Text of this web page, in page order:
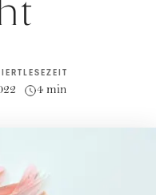
LESEZEIT
4 min